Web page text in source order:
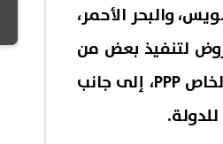
والبحر الأحمر،
لتنفيذ بعض من
تلك المشروعات من خلال التعاقد بنظام المشاركة مع القطاع الخاص PPP، إلى جانب